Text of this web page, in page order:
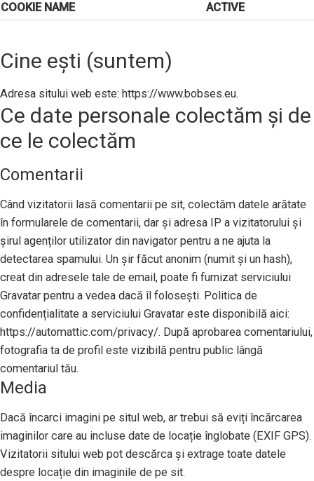
COOKIE NAME
ACTIVE
Cine ești (suntem)
Adresa sitului web este: https://www.bobses.eu.
Ce date personale colectăm și de
ce le colectăm
Comentarii
Când vizitatorii lasă comentarii pe sit, colectăm datele arătate
în formularele de comentarii, dar și adresa IP a vizitatorului și
șirul agenților utilizator din navigator pentru a ne ajuta la
detectarea spamului. Un șir făcut anonim (numit și un hash),
creat din adresele tale de email, poate fi furnizat serviciului
Gravatar pentru a vedea dacă îl folosești. Politica de
confidențialitate a serviciului Gravatar este disponibilă aici:
https://automattic.com/privacy/. După aprobarea comentariului,
fotografia ta de profil este vizibilă pentru public lângă
comentariul tău.
Media
Dacă încarci imagini pe situl web, ar trebui să eviți încărcarea
imaginilor care au incluse date de locație înglobate (EXIF GPS).
Vizitatorii sitului web pot descărca și extrage toate datele
despre locație din imaginile de pe sit.